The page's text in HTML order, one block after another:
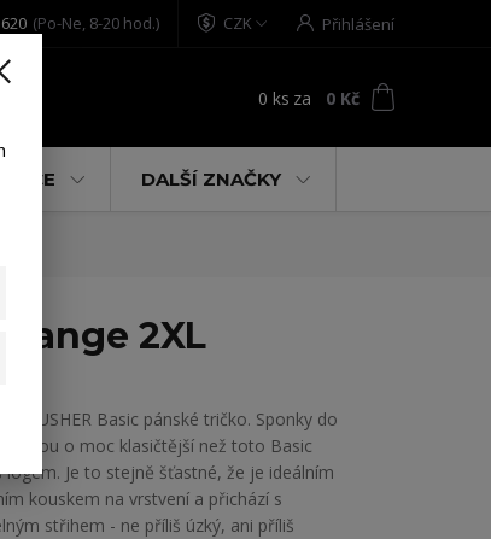
CZK Přihlášení
(Po-Ne, 8-20 hod.)
0 ks za 0 Kč
AKCE DALŠÍ ZNAČKY
2XL
CRUSHER Basic pánské tričko. Sponky do
nejsou o moc klasičtější než toto Basic
logem. Je to stejně šťastné, že je ideálním
kouskem na vrstvení a přichází s
střihem - ne příliš úzký, ani příliš